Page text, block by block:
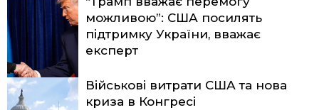
можливою”: США посилять
підтримку України, вважає
експерт
Військові витрати США та нова
криза в Конгресі